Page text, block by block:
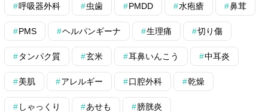
呼吸器外科 虫歯 PMDD 水疱瘡 鼻茸
PMS ヘルパンギーナ 生理痛 切り傷
タンパク質 玄米 耳鼻いんこう 中耳炎
美肌 アレルギー 口腔外科 乾燥
しゃっくり あせも 膀胱炎